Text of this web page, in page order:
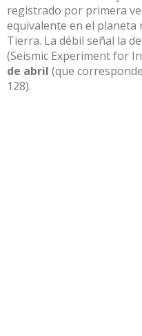
registrado por primera
equivalente en el
Tierra. La débil señal la
(Seismic Experiment for
de abril (que
128).